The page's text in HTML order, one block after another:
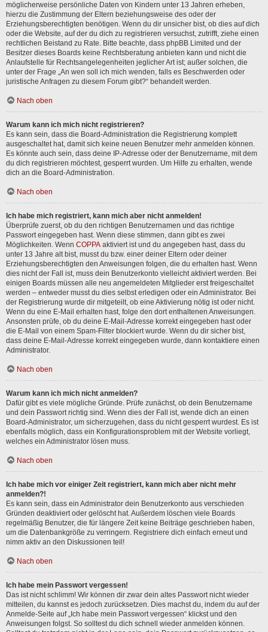
möglicherweise persönliche Daten von Kindern unter 13 Jahren erheben,
hierzu die Zustimmung der Eltern beziehungsweise des oder der
Erziehungsberechtigten benötigen. Wenn du dir unsicher bist, ob dies auf dich
oder die Website, auf der du dich zu registrieren versuchst, zutrifft, ziehe einen
rechtlichen Beistand zu Rate. Bitte beachte, dass phpBB Limited und der
Besitzer dieses Boards keine Rechtsberatung anbieten kann und nicht die
Anlaufstelle für Rechtsangelegenheiten jeglicher Art ist; außer solchen, die
unter der Frage „An wen soll ich mich wenden, falls es Beschwerden oder
juristische Anfragen zu diesem Forum gibt?“ behandelt werden.
Nach oben
Warum kann ich mich nicht registrieren?
Es kann sein, dass die Board-Administration die Registrierung komplett
ausgeschaltet hat, damit sich keine neuen Benutzer mehr anmelden können.
Es könnte auch sein, dass deine IP-Adresse oder der Benutzername, mit dem
du dich registrieren möchtest, gesperrt wurden. Um Hilfe zu erhalten, wende
dich an die Board-Administration.
Nach oben
Ich habe mich registriert, kann mich aber nicht anmelden!
Überprüfe zuerst, ob du den richtigen Benutzernamen und das richtige
Passwort eingegeben hast. Wenn diese stimmen, dann gibt es zwei
Möglichkeiten. Wenn COPPA aktiviert ist und du angegeben hast, dass du
unter 13 Jahre alt bist, musst du bzw. einer deiner Eltern oder deiner
Erziehungsberechtigten den Anweisungen folgen, die du erhalten hast. Wenn
dies nicht der Fall ist, muss dein Benutzerkonto vielleicht aktiviert werden. Bei
einigen Boards müssen alle neu angemeldeten Mitglieder erst freigeschaltet
werden – entweder musst du dies selbst erledigen oder ein Administrator. Bei
der Registrierung wurde dir mitgeteilt, ob eine Aktivierung nötig ist oder nicht.
Wenn du eine E-Mail erhalten hast, folge den dort enthaltenen Anweisungen.
Ansonsten prüfe, ob du deine E-Mail-Adresse korrekt eingegeben hast oder
die E-Mail von einem Spam-Filter blockiert wurde. Wenn du dir sicher bist,
dass deine E-Mail-Adresse korrekt eingegeben wurde, dann kontaktiere einen
Administrator.
Nach oben
Warum kann ich mich nicht anmelden?
Dafür gibt es viele mögliche Gründe. Prüfe zunächst, ob dein Benutzername
und dein Passwort richtig sind. Wenn dies der Fall ist, wende dich an einen
Board-Administrator, um sicherzugehen, dass du nicht gesperrt wurdest. Es ist
ebenfalls möglich, dass ein Konfigurationsproblem mit der Website vorliegt,
welches ein Administrator lösen muss.
Nach oben
Ich habe mich vor einiger Zeit registriert, kann mich aber nicht mehr
anmelden?!
Es kann sein, dass ein Administrator dein Benutzerkonto aus verschieden
Gründen deaktiviert oder gelöscht hat. Außerdem löschen viele Boards
regelmäßig Benutzer, die für längere Zeit keine Beiträge geschrieben haben,
um die Datenbankgröße zu verringern. Registriere dich einfach erneut und
nimm aktiv an den Diskussionen teil!
Nach oben
Ich habe mein Passwort vergessen!
Das ist nicht schlimm! Wir können dir zwar dein altes Passwort nicht wieder
mitteilen, du kannst es jedoch zurücksetzen. Dies machst du, indem du auf der
Anmelde-Seite auf „Ich habe mein Passwort vergessen“ klickst und den
Anweisungen folgst. So solltest du dich schnell wieder anmelden können.